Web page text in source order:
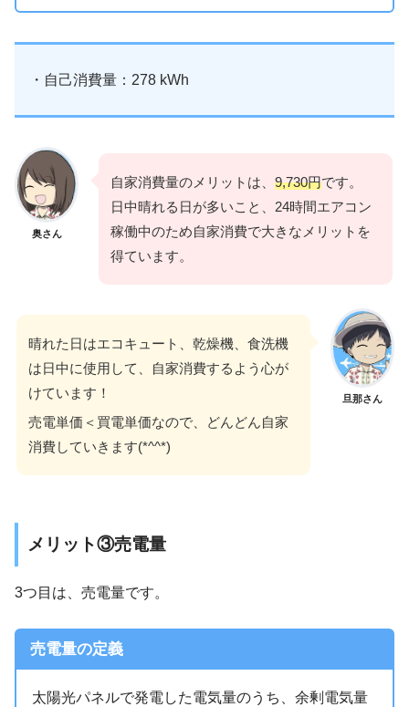
・自己消費量：278 kWh
奥さん
自家消費量のメリットは、 9,730円です。
日中晴れる日が多いこと、24時間エアコン
稼働中のため自家消費で大きなメリットを
得ています。
旦那さん
晴れた日はエコキュート、乾燥機、食洗機
は日中に使用して、自家消費するよう心が
けています！
売電単価＜買電単価なので、どんどん自家
消費していきます(*^^*)
メリット③売電量
3つ目は、売電量です。
売電量の定義
太陽光パネルで発電した電気量のうち、余剰電気量